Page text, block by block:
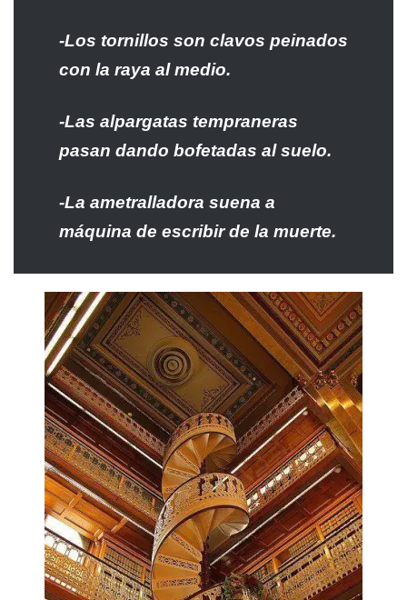
-Los tornillos son clavos peinados
con la raya al medio.
-Las alpargatas tempraneras
pasan dando bofetadas al suelo.
-La ametralladora suena a
máquina de escribir de la muerte.